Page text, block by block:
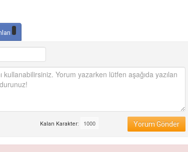
Yorum Gönder
Kalan Karakter: